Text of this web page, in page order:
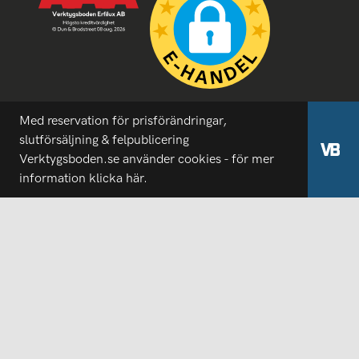
Med reservation för prisförändringar,
slutförsäljning & felpublicering
Verktygsboden.se använder cookies - för mer
information klicka här.